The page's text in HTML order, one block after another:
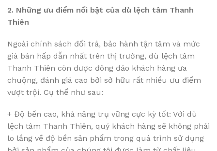
2. Những ưu điểm nổi bật của dù lệch tâm Thanh
Thiên
Ngoài chính sách đổi trả, bảo hành tận tâm và mức
giá bán hấp dẫn nhất trên thị trường, dù lệch tâm
Thanh Thiên còn được đông đảo khách hàng ưa
chuộng, đánh giá cao bởi sở hữu rất nhiều ưu điểm
vượt trội. Cụ thể như sau:
+ Độ bền cao, khả năng trụ vững cực kỳ tốt: Với dù
lệch tâm Thanh Thiên, quý khách hàng sẽ không phải
lo lắng về độ bền sản phẩm trong quá trình sử dụng